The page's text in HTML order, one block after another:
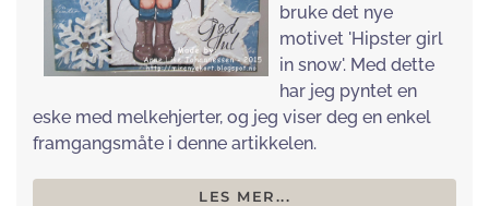
bruke det nye
motivet 'Hipster girl
in snow'. Med dette
har jeg pyntet en
eske med melkehjerter, og jeg viser deg en enkel
framgangsmåte i denne artikkelen.
LES MER...